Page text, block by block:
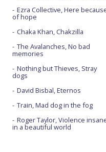
Ezra Collective, Here
of hope
Chaka Khan, Chakzilla
The Avalanches, No bad
memories
Nothing but Thieves, Stray
dogs
David Bisbal, Eternos
Train, Mad dog in the fog
Roger Taylor, Violence
in a beautiful world